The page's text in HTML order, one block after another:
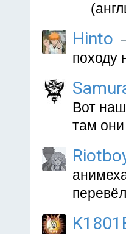
Hinto
походу
Вот
там